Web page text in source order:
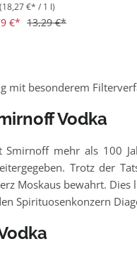
(18,27 €* / 1 l)
€* 13,29 €*
mit besonderem
Vodka
mehr als 100
Trotz der
Moskaus bewahrt.
Spirituosenkonzern